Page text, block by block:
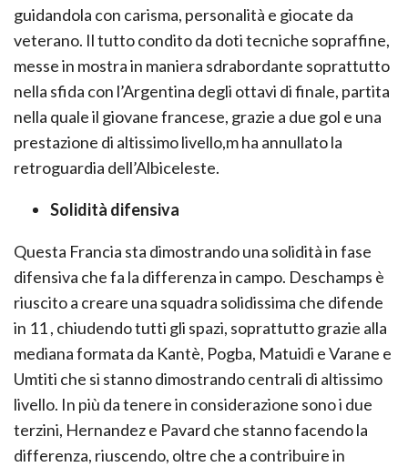
guidandola con carisma, personalità e giocate da
veterano. Il tutto condito da doti tecniche sopraffine,
messe in mostra in maniera sdrabordante soprattutto
nella sfida con l’Argentina degli ottavi di finale, partita
nella quale il giovane francese, grazie a due gol e una
prestazione di altissimo livello,m ha annullato la
retroguardia dell’Albiceleste.
Solidità difensiva
Questa Francia sta dimostrando una solidità in fase
difensiva che fa la differenza in campo. Deschamps è
riuscito a creare una squadra solidissima che difende
in 11 , chiudendo tutti gli spazi, soprattutto grazie alla
mediana formata da Kantè, Pogba, Matuidi e Varane e
Umtiti che si stanno dimostrando centrali di altissimo
livello. In più da tenere in considerazione sono i due
terzini, Hernandez e Pavard che stanno facendo la
differenza, riuscendo, oltre che a contribuire in